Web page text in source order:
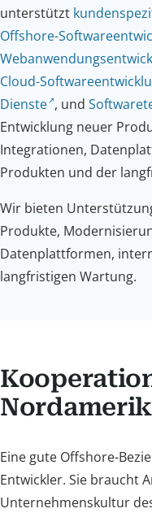
unterstützt
Offshore-
Cloud-
Dienste , und
Entwicklung neuer
Integrationen,
Produkten und der
Wir bieten
Produkte,
Datenplattformen,
langfristigen Wartung.
Eine gute Offshore-
Entwickler. Sie braucht
Unternehmenskultur